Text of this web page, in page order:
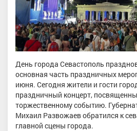
День города Севастополь
основная часть праздничных
июня. Сегодня жители и гости
праздничный концерт,
торжественному событию.
Михаил Развожаев обратился к
главной сцены города.